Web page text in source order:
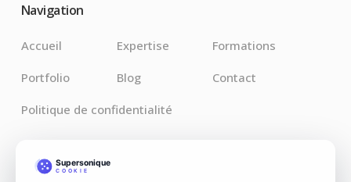
Navigation
Accueil Expertise Formations
Portfolio Blog Contact
Politique de confidentialité